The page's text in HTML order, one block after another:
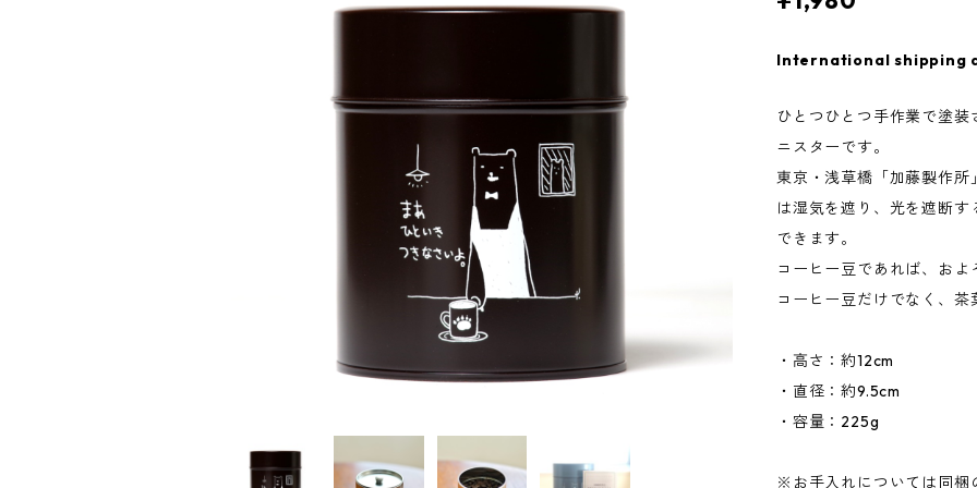
International shipping
ひとつひとつ手作業で塗
ニスターです。
東京・浅草橋「加藤製作
は湿気を遮り、光を遮断
できます。
コーヒー豆であれば、お
コーヒー豆だけでなく、
・高さ：約12cm
・直径：約9.5cm
・容量：225g
※お手入れについては同梱